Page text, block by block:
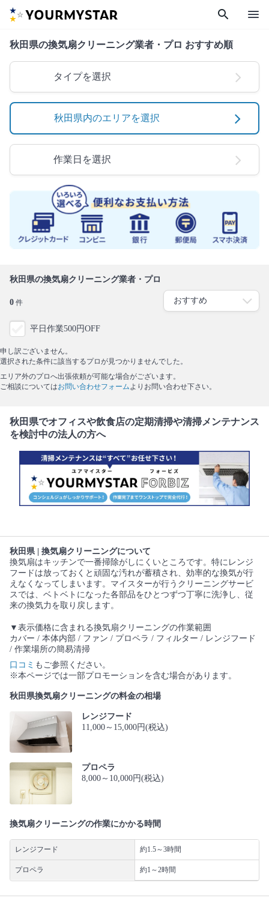
search menu
秋田県の換気扇クリーニング業者・プロ おすすめ順
タイプを選択
秋田県内のエリアを選択
作業日を選択
秋田県の換気扇クリーニング業者・プロ
0 件
平日作業500円OFF
申し訳ございません。
選択された条件に該当するプロが見つかりませんでした。
エリア外のプロへ出張依頼が可能な場合がございます。
ご相談についてはお問い合わせフォーム よりお問い合わせ下さい。
秋田県でオフィスや飲食店の定期清掃や清掃メンテナンス
を検討中の法人の方へ
秋田県 | 換気扇クリーニングについて
換気扇はキッチンで一番掃除がしにくいところです。特にレンジ
フードは放っておくと頑固な汚れが蓄積され、効率的な換気が行
えなくなってしまいます。マイスターが行うクリーニングサービ
スでは、ベトベトになった各部品をひとつずつ丁寧に洗浄し、従
来の換気力を取り戻します。
▼表示価格に含まれる換気扇クリーニングの作業範囲
カバー / 本体内部 / ファン / プロペラ / フィルター / レンジフード
/ 作業場所の簡易清掃
口コミ もご参照ください。
※本ページでは一部プロモーションを含む場合があります。
秋田県換気扇クリーニングの料金の相場
レンジフード
11,000～15,000円(税込)
プロペラ
8,000～10,000円(税込)
換気扇クリーニングの作業にかかる時間
レンジフード 約1.5～3時間
プロペラ 約1～2時間